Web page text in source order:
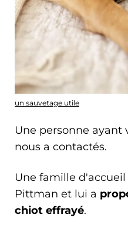
un sauvetage utile
Une personne ayant
nous a contactés.
Une famille
Pittman et lui a
chiot effrayé.